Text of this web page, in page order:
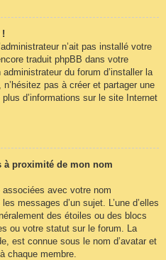
!
n’ait pas installé votre
traduit phpBB dans votre
du forum d’installer la
pas à créer et partager une
d’informations sur le site Internet
à proximité de mon nom
associées avec votre nom
messages d’un sujet. L’une d’elles
des étoiles ou des blocs
ou votre statut sur le forum. La
est connue sous le nom d’avatar et
chaque membre.